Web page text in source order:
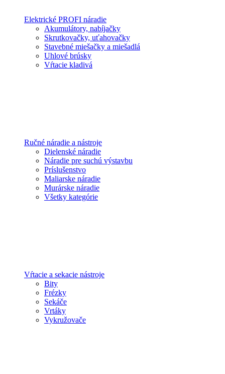
Elektrické PROFI náradie
Akumulátory, nabíjačky
Skrutkovačky, uťahovačky
Stavebné miešačky a miešadlá
Uhlové brúsky
Vŕtacie kladivá
Ručné náradie a nástroje
Dielenské náradie
Náradie pre suchú výstavbu
Príslušenstvo
Maliarske náradie
Murárske náradie
Všetky kategórie
Vŕtacie a sekacie nástroje
Bity
Frézky
Sekáče
Vrtáky
Vykružovače